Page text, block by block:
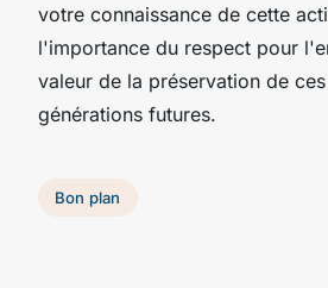
votre connaissance de cette
l'importance du respect pour
valeur de la préservation de
générations futures.
Bon plan